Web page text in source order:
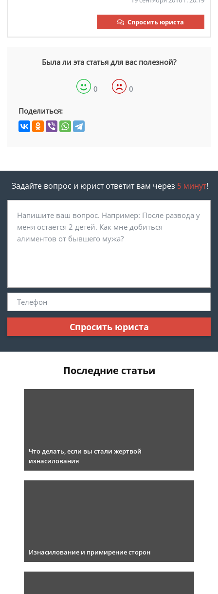
Спросить юриста
Была ли эта статья для вас полезной?
0 0
Поделиться:
Задайте вопрос и юрист ответит вам через 5 минут!
Спросить юриста
Последние статьи
Что делать, если вы стали жертвой
изнасилования
Изнасилование и примирение сторон